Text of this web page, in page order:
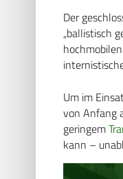
Der
„ballistisch
Um im
von Anfang
geringem
kann –